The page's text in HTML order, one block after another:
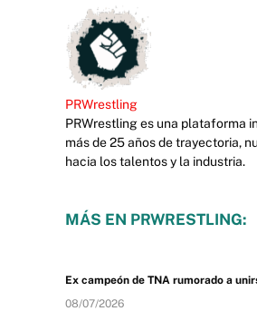
PRWrestling
PRWrestling es una plataforma
más de 25 años de trayectoria,
hacia los talentos y la industria.
MÁS EN PRWRESTLING:
Ex campeón de TNA rumorado a
08/07/2026